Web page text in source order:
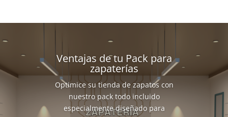
Ventajas de tu Pack para
zapaterías
Optimice su tienda de zapatos con
nuestro pack todo incluido
especialmente diseñado para